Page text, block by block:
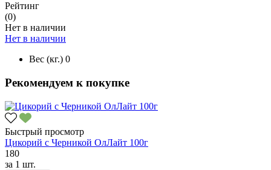
Рейтинг
(0)
Нет в наличии
Нет в наличии
Вес (кг.) 0
Рекомендуем к покупке
Быстрый просмотр
Цикорий с Черникой ОлЛайт 100г
180
за 1 шт.